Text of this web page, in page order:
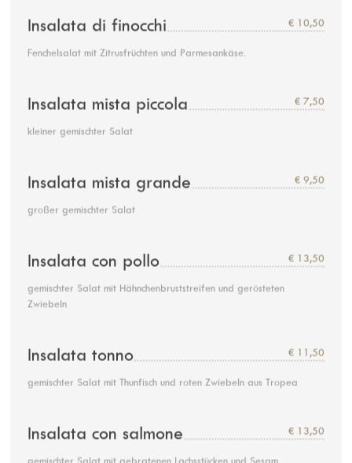
Insalata di finocchi € 10,50
Fenchelsalat mit Zitrusfrüchten und Parmesankäse.
Insalata mista piccola € 7,50
kleiner gemischter Salat
Insalata mista grande € 9,50
großer gemischter Salat
Insalata con pollo € 13,50
gemischter Salat mit Hähnchenbruststreifen und gerösteten
Zwiebeln
Insalata tonno € 11,50
gemischter Salat mit Thunfisch und roten Zwiebeln aus Tropea
Insalata con salmone € 13,50
gemischter Salat mit gebratenen Lachsstücken und Sesam